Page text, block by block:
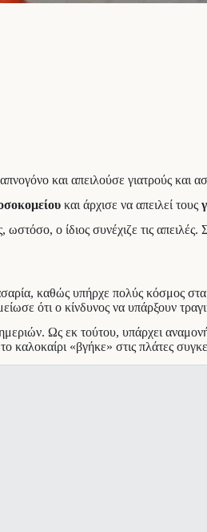
και απειλούσε γιατρούς και
και άρχισε να απειλεί τους
ο ίδιος συνέχιζε τις
καθώς υπήρχε πολύς κόσμος
ότι ο κίνδυνος να υπάρξουν
Ως εκ τούτου, υπάρχει
καλοκαίρι «βγήκε» στις πλάτες